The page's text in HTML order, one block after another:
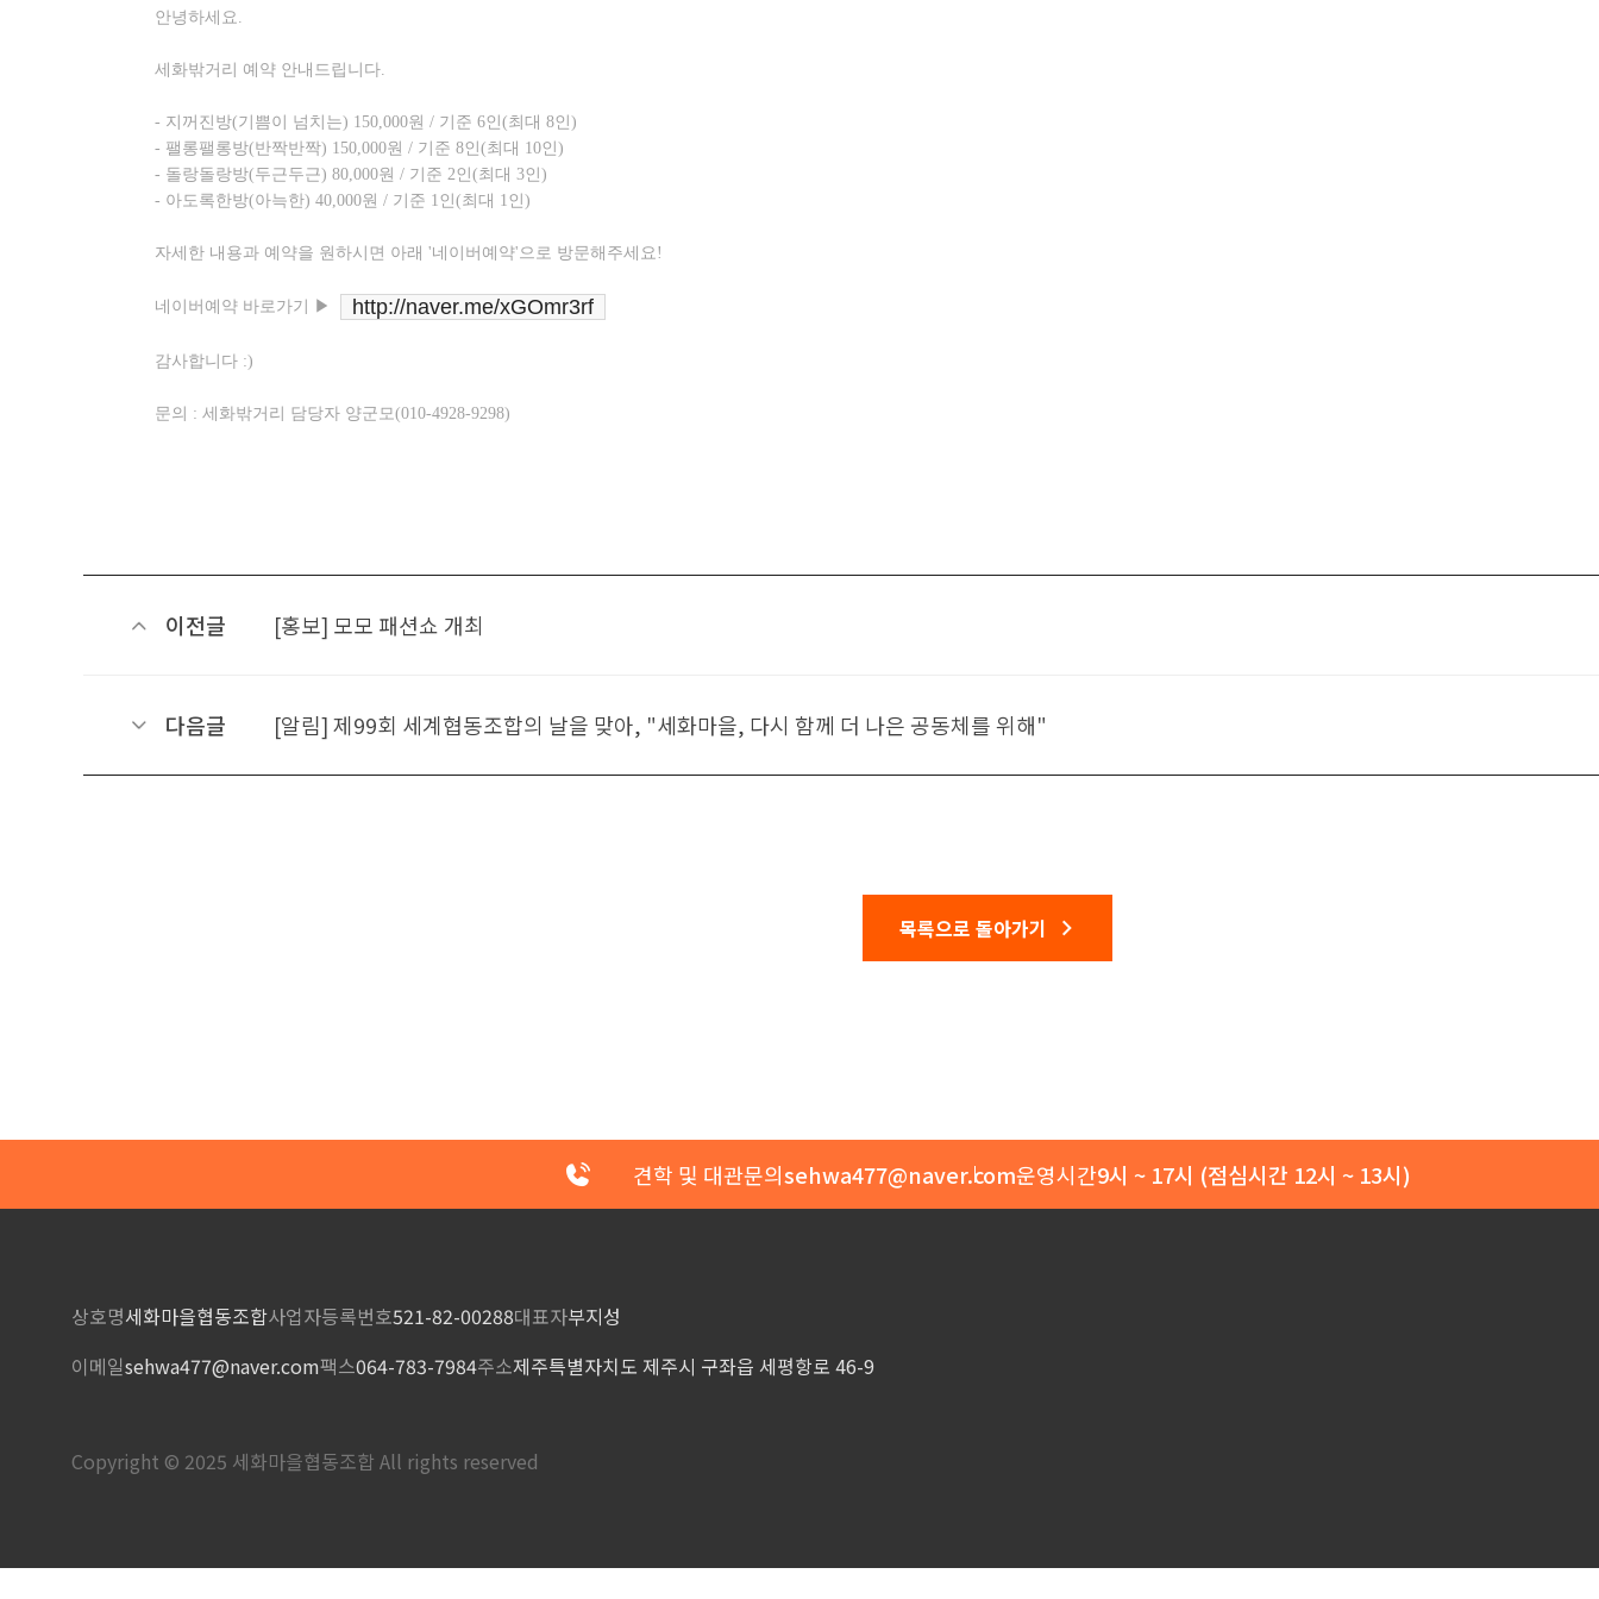
안녕하세요.
세화밖거리 예약 안내드립니다.
- 지꺼진방(기쁨이 넘치는) 150,000원 / 기준 6인(최대 8인)
- 팰롱팰롱방(반짝반짝) 150,000원 / 기준 8인(최대 10인)
- 돌랑돌랑방(두근두근) 80,000원 / 기준 2인(최대 3인)
- 아도록한방(아늑한) 40,000원 / 기준 1인(최대 1인)
자세한 내용과 예약을 원하시면 아래 '네이버예약'으로 방문해주세요!
네이버예약 바로가기 ▶ http://naver.me/xGOmr3rf
감사합니다 :)
문의 : 세화밖거리 담당자 양군모(010-4928-9298)
이전글 [홍보] 모모 패션쇼 개최
다음글 [알림] 제99회 세계협동조합의 날을 맞아, "세화마을, 다시 함께 더 나은 공동체를 위해"
목록으로 돌아가기
견학 및 대관문의sehwa477@naver.com운영시간9시 ~ 17시 (점심시간 12시 ~ 13시)
상호명세화마을협동조합사업자등록번호521-82-00288대표자부지성
이메일sehwa477@naver.com팩스064-783-7984주소제주특별자치도 제주시 구좌읍 세평항로 46-9
Copyright © 2025 세화마을협동조합 All rights reserved